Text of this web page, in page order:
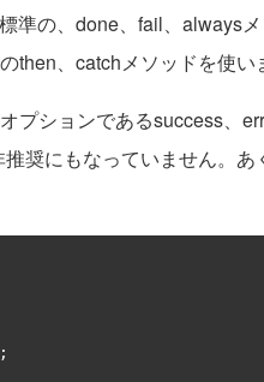
準の、done、fail、always
then、catchメソッドを使い
プションであるsuccess、
奨にもなっていません。